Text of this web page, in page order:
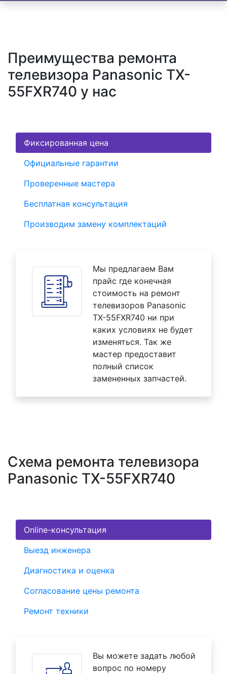
Преимущества ремонта
телевизора Panasonic TX-
55FXR740 у нас
Фиксированная цена
Официальные гарантии
Проверенные мастера
Бесплатная консультация
Производим замену комплектаций
Мы предлагаем Вам
прайс где конечная
стоимость на ремонт
телевизоров Panasonic
TX-55FXR740 ни при
каких условиях не будет
изменяться. Так же
мастер предоставит
полный список
замененных запчастей.
Схема ремонта телевизора
Panasonic TX-55FXR740
Online-консультация
Выезд инженера
Диагностика и оценка
Согласование цены ремонта
Ремонт техники
Вы можете задать любой
вопрос по номеру